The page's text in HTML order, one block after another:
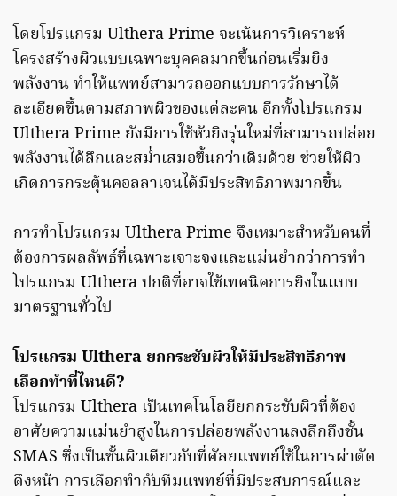
โดยโปรแกรม Ulthera Prime จะเน้นการวิเคราะห์
โครงสร้างผิวแบบเฉพาะบุคคลมากขึ้นก่อนเริ่มยิง
พลังงาน ทำให้แพทย์สามารถออกแบบการรักษาได้
ละเอียดขึ้นตามสภาพผิวของแต่ละคน อีกทั้งโปรแกรม
Ulthera Prime ยังมีการใช้หัวยิงรุ่นใหม่ที่สามารถปล่อย
พลังงานได้ลึกและสม่ำเสมอขึ้นกว่าเดิมด้วย ช่วยให้ผิว
เกิดการกระตุ้นคอลลาเจนได้มีประสิทธิภาพมากขึ้น
การทำโปรแกรม Ulthera Prime จึงเหมาะสำหรับคนที่
ต้องการผลลัพธ์ที่เฉพาะเจาะจงและแม่นยำกว่าการทำ
โปรแกรม Ulthera ปกติที่อาจใช้เทคนิคการยิงในแบบ
มาตรฐานทั่วไป
โปรแกรม Ulthera ยกกระชับผิวให้มีประสิทธิภาพ
เลือกทำที่ไหนดี?
โปรแกรม Ulthera เป็นเทคโนโลยียกกระชับผิวที่ต้อง
อาศัยความแม่นยำสูงในการปล่อยพลังงานลงลึกถึงชั้น
SMAS ซึ่งเป็นชั้นผิวเดียวกับที่ศัลยแพทย์ใช้ในการผ่าตัด
ดึงหน้า การเลือกทำกับทีมแพทย์ที่มีประสบการณ์และ